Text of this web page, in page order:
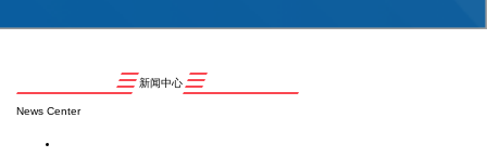
新闻中心
News Center